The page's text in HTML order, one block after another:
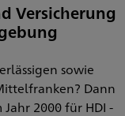
Versicherung
sowie
Dann
2000 für HDI -